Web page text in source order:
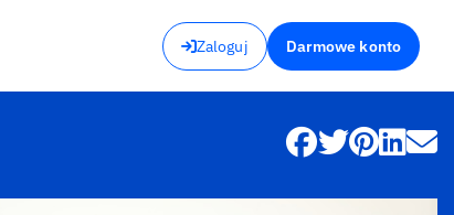
Zaloguj Darmowe konto